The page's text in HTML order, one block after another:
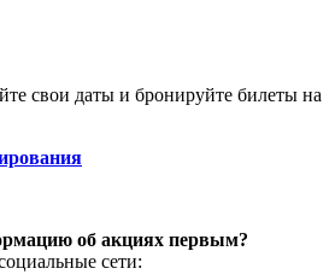
свои даты и бронируйте билеты на
об акциях первым?
сети: